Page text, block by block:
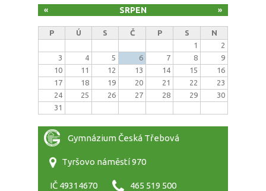
SRPEN
« »
P Ú S Č P S
N
1
2
3
4 5 6 7 8
9
10
11 12 13 14 15
16
17
18 19 20 21 22
23
24
25 26 27 28 29
30
31
Gymnázium Česká Třebová
Tyršovo náměstí 970
IČ 49314670 465 519 500